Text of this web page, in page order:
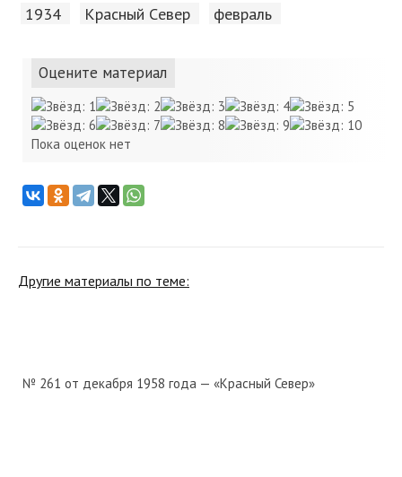
1934 Красный Cевер февраль
Оцените материал
Пока оценок нет
Другие материалы по теме:
№ 261 от декабря 1958 года — «Красный Север»